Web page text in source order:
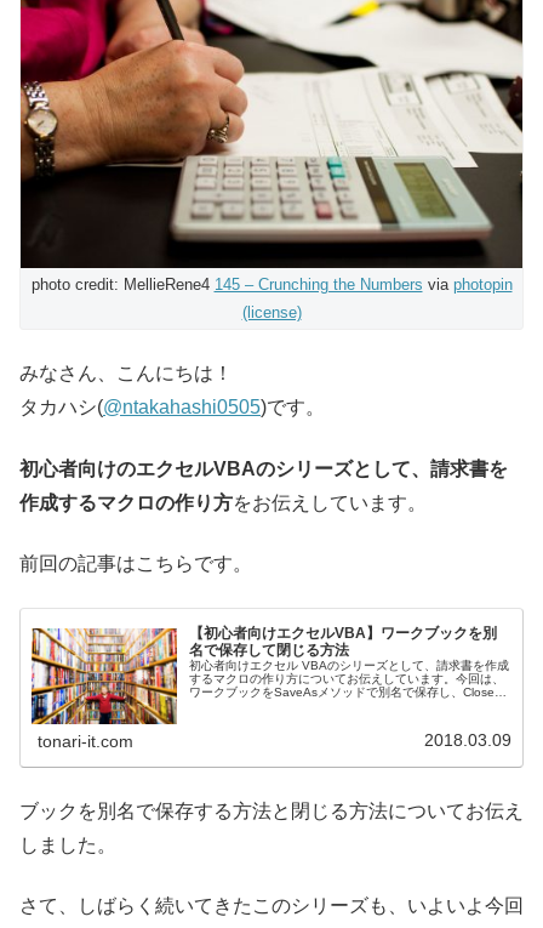
photo credit: MellieRene4 145 – Crunching the Numbers via photopin
(license)
みなさん、こんにちは！
タカハシ(@ntakahashi0505)です。
初心者向けのエクセルVBAのシリーズとして、請求書を
作成するマクロの作り方をお伝えしています。
前回の記事はこちらです。
【初心者向けエクセルVBA】ワークブックを別
名で保存して閉じる方法
初心者向けエクセル VBAのシリーズとして、請求書を作成
するマクロの作り方についてお伝えしています。今回は、
ワークブックをSaveAsメソッドで別名で保存し、Closeメ
tonari-it.com 2018.03.09
ブックを別名で保存する方法と閉じる方法についてお伝え
しました。
さて、しばらく続いてきたこのシリーズも、いよいよ今回